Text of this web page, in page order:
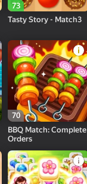
73
Tasty Story - Match3
70
BBQ Match: Complete
Orders